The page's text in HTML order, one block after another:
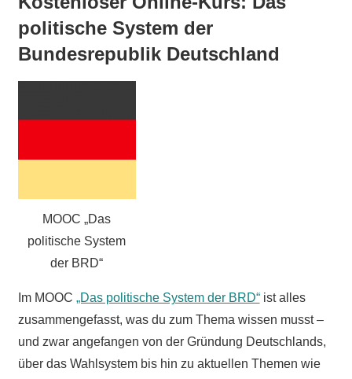
politische System der
Bundesrepublik Deutschland
MOOC „Das
politische System
der BRD“
Im MOOC „Das politische System der BRD“ist alles
zusammengefasst, was du zum Thema wissen musst –
und zwar angefangen von der Gründung Deutschlands,
über das Wahlsystem bis hin zu aktuellen Themen wie